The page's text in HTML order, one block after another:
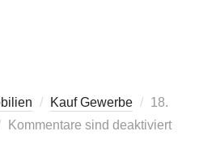
Kauf Gewerbe
am
18.
Kommentare sind deaktiviert